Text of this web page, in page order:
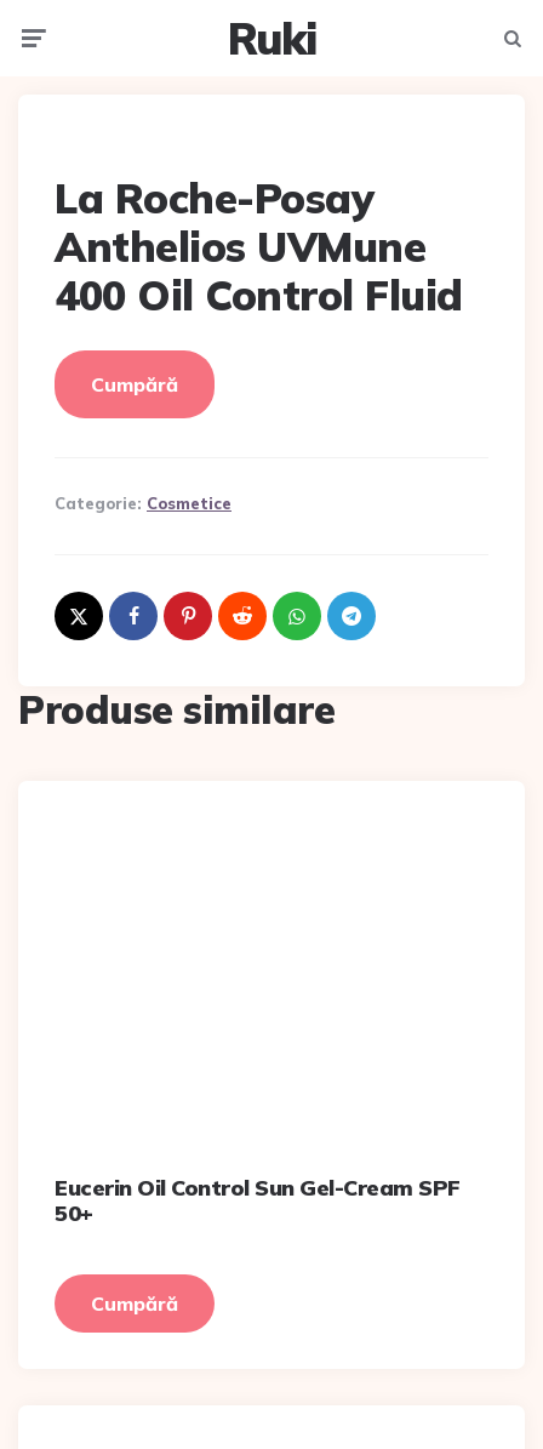
Ruki
La Roche-Posay
Anthelios UVMune
400 Oil Control Fluid
Cumpără
Categorie: Cosmetice
Produse similare
Eucerin Oil Control Sun Gel-Cream SPF
50+
Cumpără